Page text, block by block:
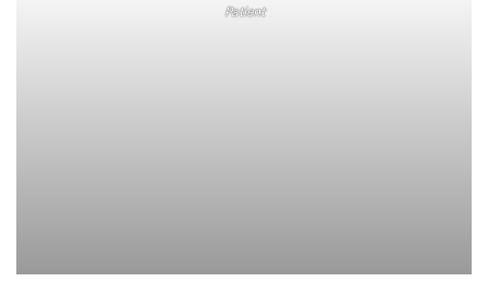
Patient